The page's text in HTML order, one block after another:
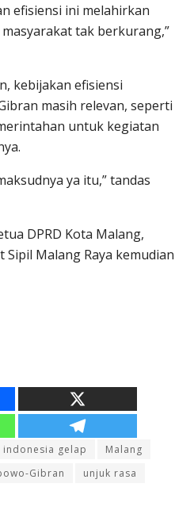
efisiensi ini melahirkan
tak berkurang,”
kebijakan efisiensi
masih relevan, seperti
untuk kegiatan
ya itu,” tandas
DPRD Kota Malang,
Sipil Malang Raya kemudian
indonesia gelap
Malang
Gibran unjuk rasa